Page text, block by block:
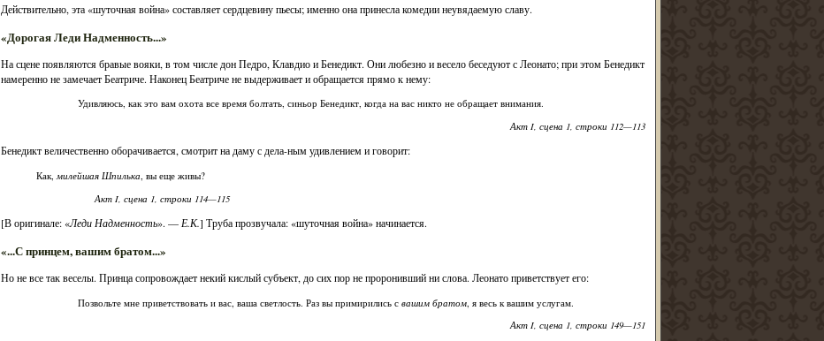
Действительно, эта «шуточная война» составляет сердцевину пьесы; именно она принесла комедии неувядаемую славу.
«Дорогая Леди Надменность...»
На сцене появляются бравые вояки, в том числе дон Педро, Клавдио и Бенедикт. Они любезно и весело беседуют с Леонато; при этом Бенедикт
намеренно не замечает Беатриче. Наконец Беатриче не выдерживает и обращается прямо к нему:
Удивляюсь, как это вам охота все время болтать, синьор Бенедикт, когда на вас никто не обращает внимания.
Акт I, сцена 1, строки 112—113
Бенедикт величественно оборачивается, смотрит на даму с дела-ным удивлением и говорит:
Как, милейшая Шпилька , вы еще живы?
Акт I, сцена 1, строки 114—115
[В оригинале: «Леди Надменность». — Е.К.] Труба прозвучала: «шуточная война» начинается.
«...С принцем, вашим братом...»
Но не все так веселы. Принца сопровождает некий кислый субъект, до сих пор не проронивший ни слова. Леонато приветствует его:
Позвольте мне приветствовать и вас, ваша светлость. Раз вы примирились с вашим братом, я весь к вашим услугам.
Акт I, сцена 1, строки 149—151